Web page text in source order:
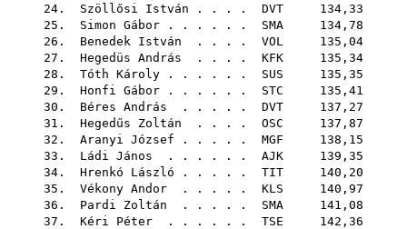
24. Szöllősi István . . . . DVT 134,33
25. Simon Gábor . . . . . . SMA 134,78
26. Benedek István . . . . VOL 135,04
27. Hegedüs András . . . . KFK 135,34
28. Tóth Károly . . . . . . SUS 135,35
29. Honfi Gábor . . . . . . STC 135,41
30. Béres András . . . . . DVT 137,27
31. Hegedűs Zoltán . . . . OSC 137,87
32. Aranyi József . . . . . MGF 138,15
33. Ládi János . . . . . . AJK 139,35
34. Hrenkó László . . . . . TIT 140,20
35. Vékony Andor . . . . . KLS 140,97
36. Pardi Zoltán . . . . . SMA 141,08
37. Kéri Péter . . . . . . TSE 142,36